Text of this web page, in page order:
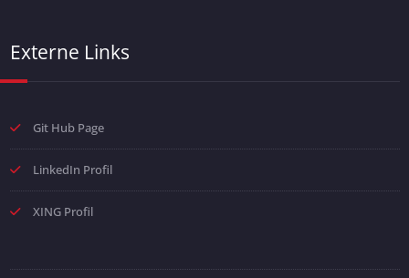
Externe Links
Git Hub Page
LinkedIn Profil
XING Profil